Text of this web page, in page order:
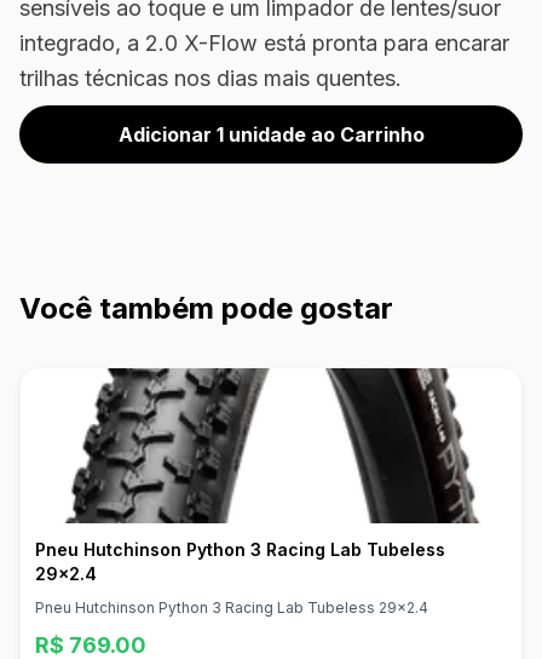
sensíveis ao toque e um limpador de lentes/suor
integrado, a 2.0 X-Flow está pronta para encarar
trilhas técnicas nos dias mais quentes.
Adicionar 1 unidade ao Carrinho
Você também pode gostar
Pneu Hutchinson Python 3 Racing Lab Tubeless
29x2.4
Pneu Hutchinson Python 3 Racing Lab Tubeless 29x2.4
R$ 769.00